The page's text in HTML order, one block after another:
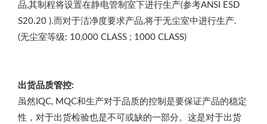
品,其制程将设置在静电管制室下进行生产(参考ANSI ESD
S20.20 ).而对于洁净度要求产品,将于无尘室中进行生产.
(无尘室等级: 10,000 CLASS ; 1000 CLASS)
出货品质管控:
虽然IQC, MQC和生产对于品质的控制是要保证产品的稳定
性，对于出货检验也是不可或缺的一部分。这是对于出货